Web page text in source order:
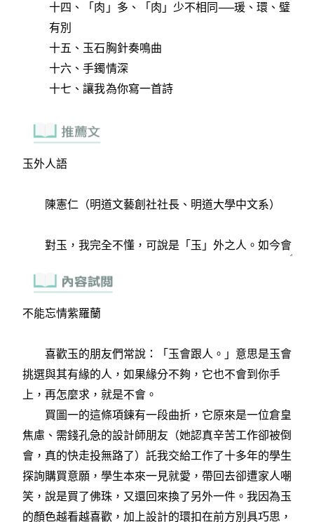
十四、「肉」多、「肉」少不相同──瑗、環、璧
有別
十五、玉石胸針奏鳴曲
十六、手鐲情深
十七、讓我為你寫一首詩